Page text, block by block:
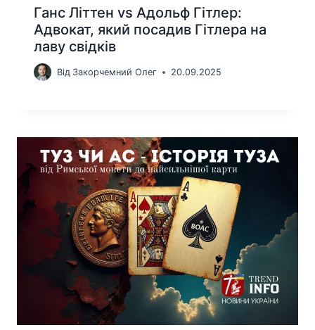
Ганс Літтен vs Адольф Гітлер:
Адвокат, який посадив Гітлера на
лаву свідків
Від Закорчемний Олег 20.09.2025